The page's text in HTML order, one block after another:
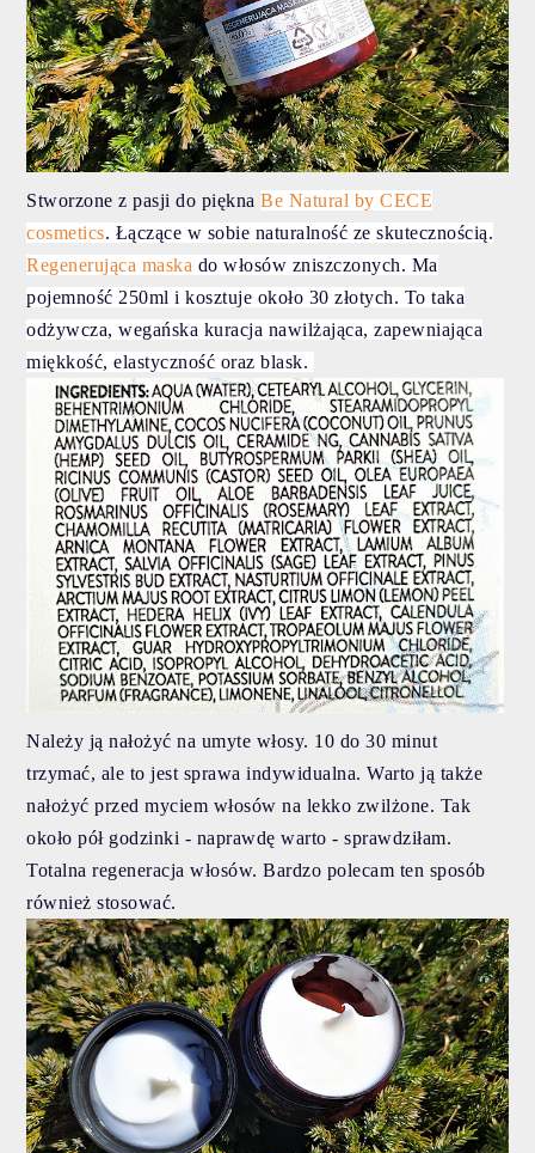
Stworzone z pasji do pięknaBe Natural by CECE
cosmetics. Łączące w sobie naturalność ze skutecznością.
Regenerująca maska do włosów zniszczonych. Ma
pojemność 250ml i kosztuje około 30 złotych. To taka
odżywcza, wegańska kuracja nawilżająca, zapewniająca
miękkość, elastyczność oraz blask.
Należy ją nałożyć na umyte włosy. 10 do 30 minut
trzymać, ale to jest sprawa indywidualna. Warto ją także
nałożyć przed myciem włosów na lekko zwilżone. Tak
około pół godzinki - naprawdę warto - sprawdziłam.
Totalna regeneracja włosów. Bardzo polecam ten sposób
również stosować.